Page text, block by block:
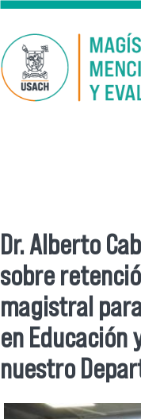
Pasar al contenido
Se encuentra
Dr. Alberto
sobre
magistral
en Educación
nuestro